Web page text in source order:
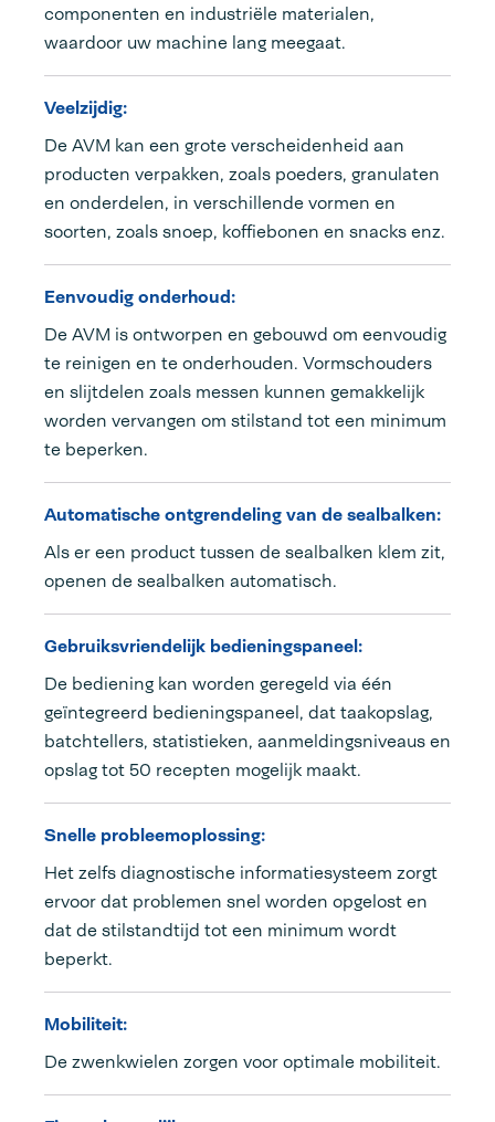
componenten en industriële materialen,
waardoor uw machine lang meegaat.
Veelzijdig:
De AVM kan een grote verscheidenheid aan
producten verpakken, zoals poeders, granulaten
en onderdelen, in verschillende vormen en
soorten, zoals snoep, koffiebonen en snacks enz.
Eenvoudig onderhoud:
De AVM is ontworpen en gebouwd om eenvoudig
te reinigen en te onderhouden. Vormschouders
en slijtdelen zoals messen kunnen gemakkelijk
worden vervangen om stilstand tot een minimum
te beperken.
Automatische ontgrendeling van de sealbalken:
Als er een product tussen de sealbalken klem zit,
openen de sealbalken automatisch.
Gebruiksvriendelijk bedieningspaneel:
De bediening kan worden geregeld via één
geïntegreerd bedieningspaneel, dat taakopslag,
batchtellers, statistieken, aanmeldingsniveaus en
opslag tot 50 recepten mogelijk maakt.
Snelle probleemoplossing:
Het zelfs diagnostische informatiesysteem zorgt
ervoor dat problemen snel worden opgelost en
dat de stilstandtijd tot een minimum wordt
beperkt.
Mobiliteit:
De zwenkwielen zorgen voor optimale mobiliteit.